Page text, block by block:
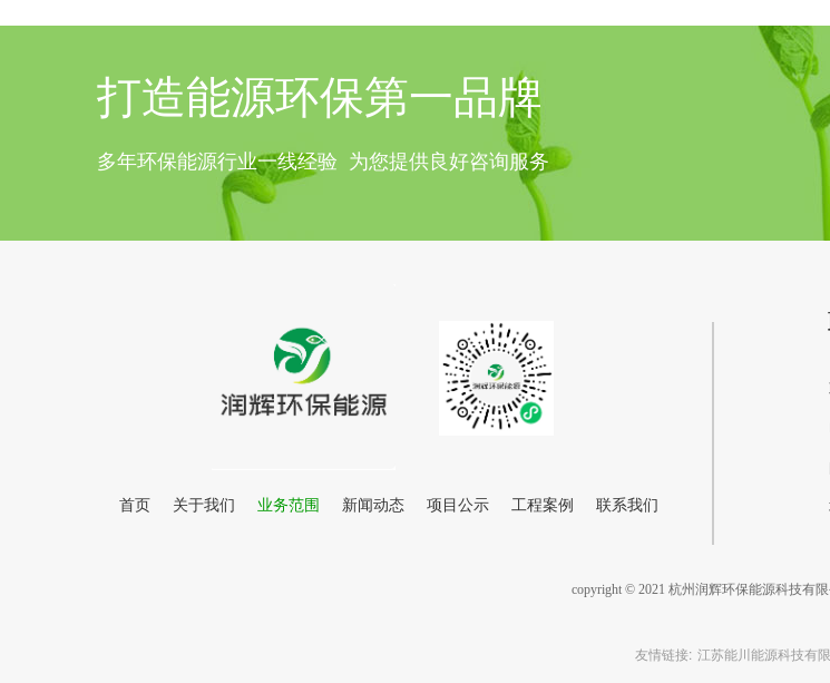
打造能源环保第一品牌
多年环保能源行业一线经验  为您提供良好咨询服务
copyright © 2021 杭州润辉环保能源科技有限
首页 关于我们 业务范围 新闻动态 项目公示 工程案例 联系我们
友情链接: 江苏能川能源科技有